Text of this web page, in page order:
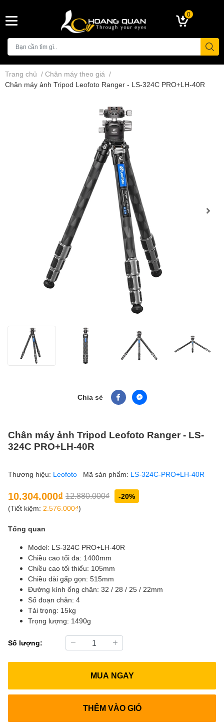
0
Trang chủ / Chân máy theo giá /
Chân máy ảnh Tripod Leofoto Ranger - LS-324C PRO+LH-40R
Chia sẻ
Chân máy ảnh Tripod Leofoto Ranger - LS-
324C PRO+LH-40R
Thương hiệu: Leofoto Mã sản phẩm: LS-324C-PRO+LH-40R
10.304.000₫ 12.880.000₫
-20%
(Tiết kiệm: 2.576.000₫)
Tổng quan
Model: LS-324C PRO+LH-40R
Chiều cao tối đa: 1400mm
Chiều cao tối thiểu: 105mm
Chiều dài gấp gọn: 515mm
Đường kính ống chân: 32 / 28 / 25 / 22mm
Số đoạn chân: 4
Tải trọng: 15kg
Trọng lượng: 1490g
Số lượng:
MUA NGAY
THÊM VÀO GIỎ